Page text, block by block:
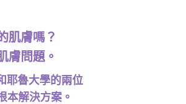
肌膚嗎？
膚問題。
耶魯大學的兩位
本解決方案。